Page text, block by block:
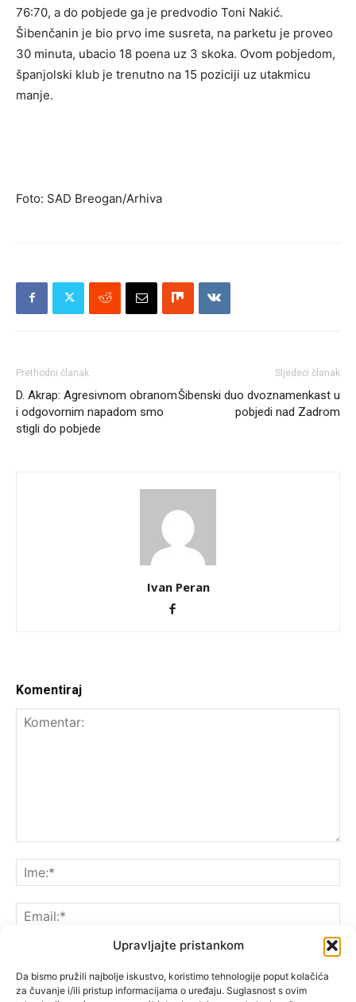
Upravljajte pristankom
Da bismo pružili najbolje iskustvo, koristimo tehnologije poput kolačića
za čuvanje i/ili pristup informacijama o uređaju. Suglasnost s ovim
76:70, a do pobjede ga je predvodio Toni Nakić.
Šibenčanin je bio prvo ime susreta, na parketu je proveo
30 minuta, ubacio 18 poena uz 3 skoka. Ovom pobjedom,
španjolski klub je trenutno na 15 poziciji uz utakmicu
manje.
Foto: SAD Breogan/Arhiva
Prethodni članak
D. Akrap: Agresivnom obranom
i odgovornim napadom smo
stigli do pobjede
Sljedeći članak
Šibenski duo dvoznamenkast u
pobjedi nad Zadrom
Ivan Peran
Komentiraj